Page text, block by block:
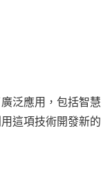
泛應用，包括智慧
這項技術開發新的